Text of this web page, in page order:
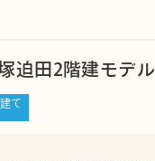
迫田2階建モデル
て